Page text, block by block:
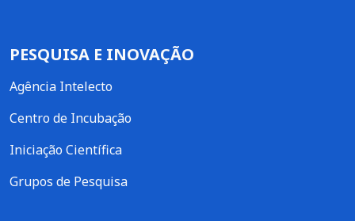
PESQUISA E INOVAÇÃO
Agência Intelecto
Centro de Incubação
Iniciação Científica
Grupos de Pesquisa